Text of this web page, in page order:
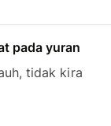
pada yuran
tidak kira